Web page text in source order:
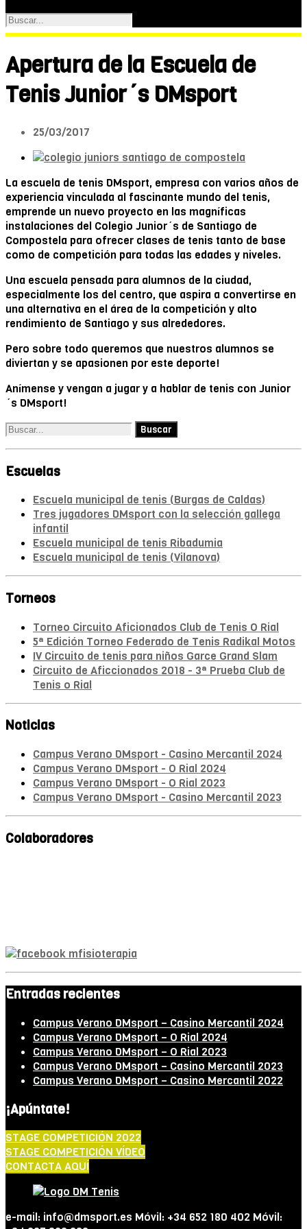
Apertura de la Escuela de
Tenis Junior´s DMsport
25/03/2017
La escuela de tenis DMsport, empresa con varios años de
experiencia vinculada al fascinante mundo del tenis,
emprende un nuevo proyecto en las magníficas
instalaciones del Colegio Junior´s de Santiago de
Compostela para ofrecer clases de tenis tanto de base
como de competición para todas las edades y niveles.
Una escuela pensada para alumnos de la ciudad,
especialmente los del centro, que aspira a convertirse en
una alternativa en el área de la competición y alto
rendimiento de Santiago y sus alrededores.
Pero sobre todo queremos que nuestros alumnos se
diviertan y se apasionen por este deporte!
Anímense y vengan a jugar y a hablar de tenis con Junior
´s DMsport!
Escuelas
Escuela municipal de tenis (Burgas de Caldas)
Tres jugadores DMsport con la selección gallega
infantil
Escuela municipal de tenis Ribadumia
Escuela municipal de tenis (Vilanova)
Torneos
Torneo Circuito Aficionados Club de Tenis O Rial
5ª Edición Torneo Federado de Tenis Radikal Motos
IV Circuito de tenis para niños Garce Grand Slam
Circuito de Aficcionados 2018 - 3ª Prueba Club de
Tenis o Rial
Noticias
Campus Verano DMsport - Casino Mercantil 2024
Campus Verano DMsport - O Rial 2024
Campus Verano DMsport - O Rial 2023
Campus Verano DMsport - Casino Mercantil 2023
Colaboradores
Entradas recientes
Campus Verano DMsport – Casino Mercantil 2024
Campus Verano DMsport – O Rial 2024
Campus Verano DMsport – O Rial 2023
Campus Verano DMsport – Casino Mercantil 2023
Campus Verano DMsport – Casino Mercantil 2022
¡Apúntate!
STAGE COMPETICIÓN 2022
STAGE COMPETICIÓN VÍDEO
CONTACTA AQUÍ
e-mail: info@dmsport.es Móvil: +34 652 180 402 Móvil: